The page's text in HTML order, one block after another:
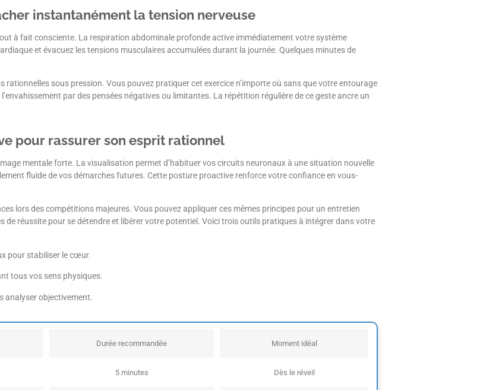
instantanément la tension nerveuse
à fait consciente. La respiration abdominale profonde active immédiatement votre système
et évacuez les tensions musculaires accumulées durant la journée. Quelques minutes de
sous pression. Vous pouvez pratiquer cet exercice n’importe où sans que votre entourage
par des pensées négatives ou limitantes. La répétition régulière de ce geste ancre un
pour rassurer son esprit rationnel
mentale forte. La visualisation permet d’habituer vos circuits neuronaux à une situation nouvelle
fluide de vos démarches futures. Cette posture proactive renforce votre confiance en vous-
lors des compétitions majeures. Vous pouvez appliquer ces mêmes principes pour un entretien
de réussite pour se détendre et libérer votre potentiel. Voici trois outils pratiques à intégrer dans votre
pour stabiliser le cœur.
tous vos sens physiques.
analyser objectivement.
Durée recommandée Moment idéal
5 minutes Dès le réveil